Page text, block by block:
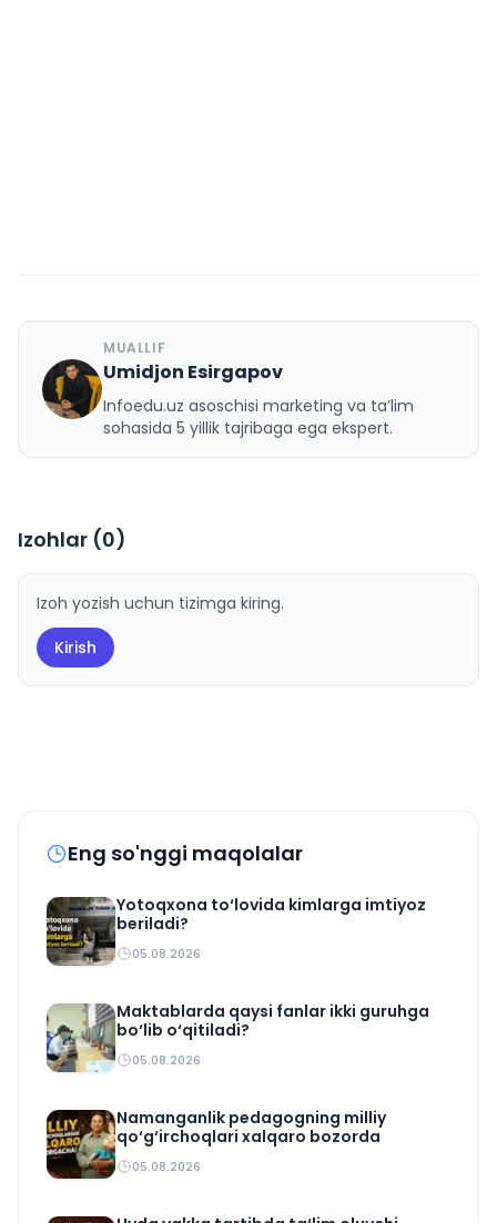
U
MUALLIF
Umidjon Esirgapov
Infoedu.uz asoschisi marketing va ta’lim
sohasida 5 yillik tajribaga ega ekspert.
Izohlar (0)
Izoh yozish uchun tizimga kiring.
Kirish
Eng so'nggi maqolalar
Yotoqxona to‘lovida kimlarga imtiyoz
beriladi?
05.08.2026
Maktablarda qaysi fanlar ikki guruhga
bo‘lib o‘qitiladi?
05.08.2026
Namanganlik pedagogning milliy
qo‘g‘irchoqlari xalqaro bozorda
05.08.2026